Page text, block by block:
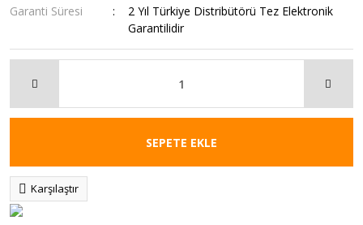
Garanti Süresi
2 Yıl Türkiye Distribütörü Tez Elektronik
Garantilidir
SEPETE EKLE
Karşılaştır